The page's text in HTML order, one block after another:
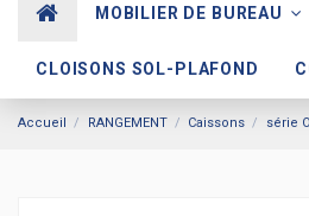
MOBILIER DE BUREAU
CLOISONS SOL-PLAFOND
Accueil RANGEMENT Caissons série